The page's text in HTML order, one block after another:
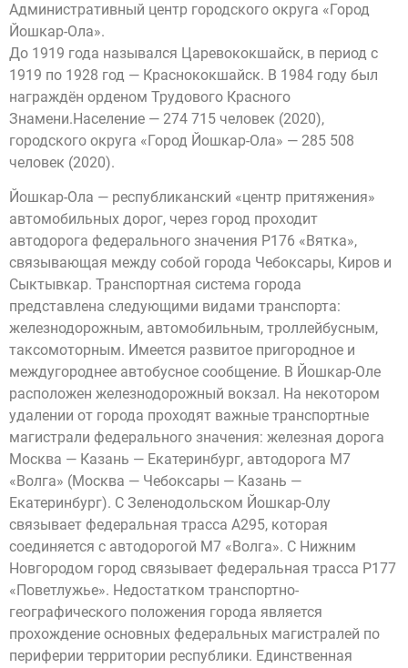
Административный центр городского округа «Город
Йошкар-Ола».
До 1919 года назывался Царевококшайск, в период с
1919 по 1928 год — Краснококшайск. В 1984 году был
награждён орденом Трудового Красного
Знамени.Население — 274 715 человек (2020),
городского округа «Город Йошкар-Ола» — 285 508
человек (2020).
Йошкар-Ола — республиканский «центр притяжения»
автомобильных дорог, через город проходит
автодорога федерального значения Р176 «Вятка»,
связывающая между собой города Чебоксары, Киров и
Сыктывкар. Транспортная система города
представлена следующими видами транспорта:
железнодорожным, автомобильным, троллейбусным,
таксомоторным. Имеется развитое пригородное и
междугороднее автобусное сообщение. В Йошкар-Оле
расположен железнодорожный вокзал. На некотором
удалении от города проходят важные транспортные
магистрали федерального значения: железная дорога
Москва — Казань — Екатеринбург, автодорога М7
«Волга» (Москва — Чебоксары — Казань —
Екатеринбург). С Зеленодольском Йошкар-Олу
связывает федеральная трасса А295, которая
соединяется с автодорогой М7 «Волга». С Нижним
Новгородом город связывает федеральная трасса Р177
«Поветлужье». Недостатком транспортно-
географического положения города является
прохождение основных федеральных магистралей по
периферии территории республики. Единственная